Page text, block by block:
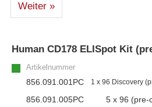
– Alle Athens Produkte
– Proteine
– Antikörper
Weiter »
Human CD178 ELISpot Kit
Artikelnummer
856.091.001PC 1 x 96 Discovery
856.091.005PC 5 x 96 (pre-